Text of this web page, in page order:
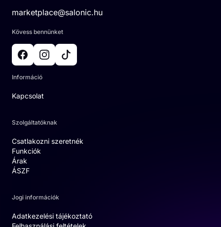
marketplace@salonic.hu
Kövess bennünket
Információ
Kapcsolat
Szolgáltatóknak
Csatlakozni szeretnék
Funkciók
Árak
ÁSZF
Jogi információk
Adatkezelési tájékoztató